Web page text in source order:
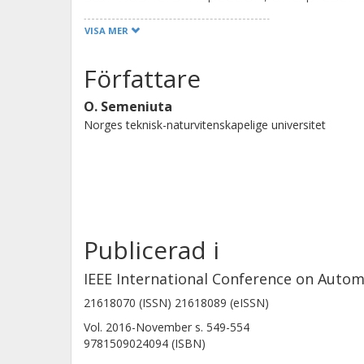
implementation of it in a robotic cell.
picking from a flexible feeder and
learning-based classification,
teeth segmentation are presented,
IEEE.
VISA MER
Författare
O. Semeniuta
Norges teknisk-naturvitenskapelige universitet
Publicerad i
IEEE International Conference on
21618070 (ISSN) 21618089 (eISSN)
Vol. 2016-November s. 549-554
9781509024094 (ISBN)